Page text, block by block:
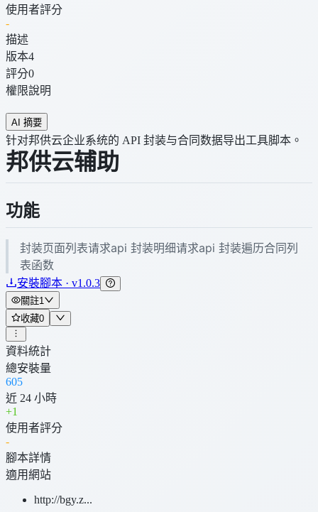
使用者評分
-
描述
版本4
評分0
權限說明
AI 摘要
针对邦供云企业系统的 API 封装与合同数据导出工具脚本。
邦供云辅助
功能
封装页面列表请求api 封装明细请求api 封装遍历合同列
表函数
安裝腳本 · v1.0.3
關註1
收藏0
資料統計
總安裝量
605
近 24 小時
+1
使用者評分
-
腳本詳情
適用網站
http://bgy.z...